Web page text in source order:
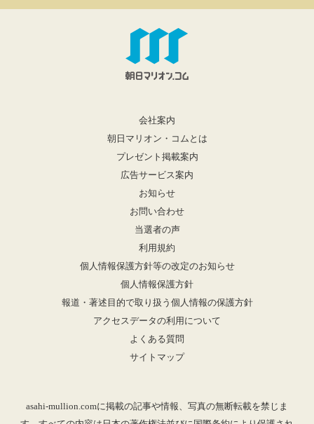
会社案内
朝日マリオン・コムとは
プレゼント掲載案内
広告サービス案内
お知らせ
お問い合わせ
当選者の声
利用規約
個人情報保護方針等の改定のお知らせ
個人情報保護方針
報道・著述目的で取り扱う個人情報の保護方針
アクセスデータの利用について
よくある質問
サイトマップ
asahi-mullion.comに掲載の記事や情報、写真の無断転載を禁じま